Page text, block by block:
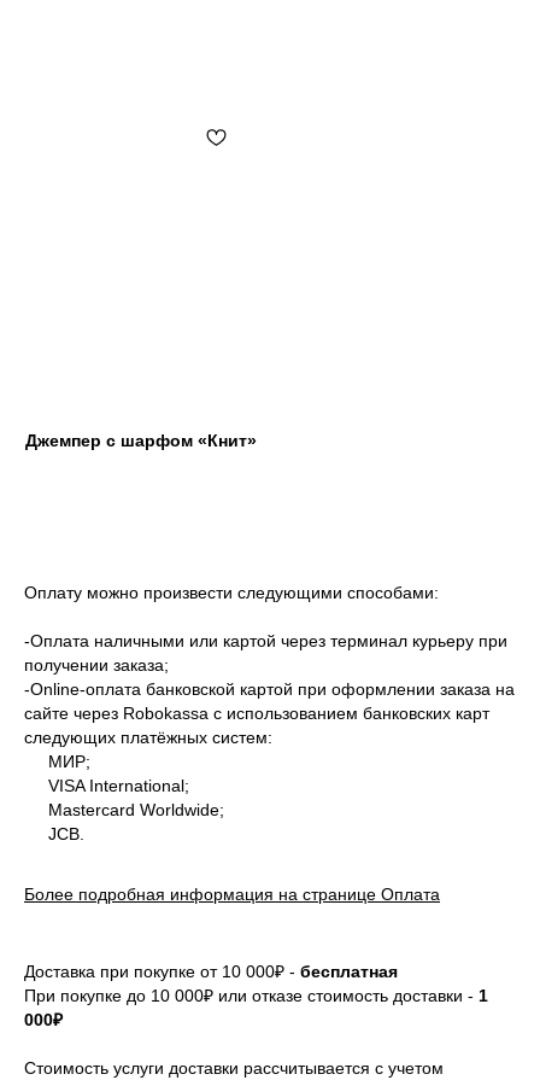
Джемпер с шарфом «Книт»
Оплату можно произвести следующими способами:
-Оплата наличными или картой через терминал курьеру при
получении заказа;
-Оnline-оплата банковской картой при оформлении заказа на
сайте через Robokassa с использованием банковских карт
следующих платёжных систем:
МИР;
VISA International;
Mastercard Worldwide;
JCB.
Более подробная информация на странице Оплата
Доставка при покупке от 10 000₽ - бесплатная
При покупке до 10 000₽ или отказе стоимость доставки - 1
000₽
Стоимость услуги доставки рассчитывается с учетом